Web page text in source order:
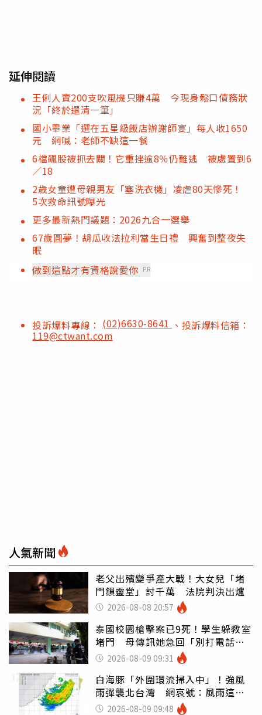
延伸閱讀
王俐人賣200支吹風機只賺4萬 今現身鬆口債務狀
況「終於還清一筆」
國小畢業「選在五星級飯店辦謝師宴」每人收1650
元 網喊：老師不缺這一餐
6檔飆股被抓去關！它重挫逾8％仍難逃 被處置到6
／18
2歲女童遭母親男友「塞洗衣機」凌虐80天慘死！
5次救命訊號曝光
更多最新熱門議題：2026九合一選舉
67歲圓夢！胡瓜收法拉利當生日禮 興奮到整夜失
眠
做到這點才有資格說愛你 PR
投訴爆料專線： (02)6630-8641 、投訴爆料信箱：
119@ctwant.com
人氣新聞
老父出殯變爭產大戰！大女兒「堵
門鎖靈堂」討千萬 法院判決出爐
2026-08-08 20:57
泰國校園槍擊案已9死！學生躲教室
堵門 母傳訊她急回「別打電話怕
鈴響」
2026-08-09 09:31
白海豚「外圍環流掃入中」！強風
雨彈襲北台灣 網哀號：風雨這麼
大還不放假
2026-08-09 09:48